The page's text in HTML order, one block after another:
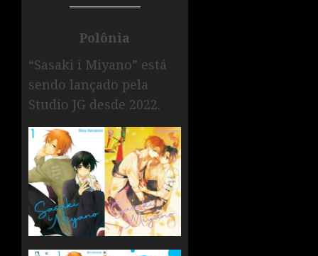
Polônia
“Sasaki i Miyano” está
sendo lançado pela
Studio JG desde 2022.